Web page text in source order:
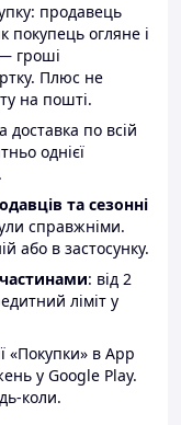
продавець
покупець огляне і
гроші
Плюс не
на пошті.
по всій
однієї
та сезонні
справжніми.
або в застосунку.
: від 2
ліміт у
«Покупки» в App
у Google Play.
коли.